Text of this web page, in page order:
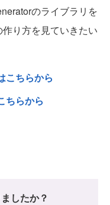
のライブラリを
り方を見ていきたい
ちらから
ちらから
したか？